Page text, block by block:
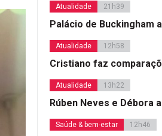
Atualidade 21h39
Palácio de Buckingham
Atualidade 12h58
Cristiano faz
Atualidade 13h22
Rúben Neves e Débora
Saúde & bem-estar 12h46